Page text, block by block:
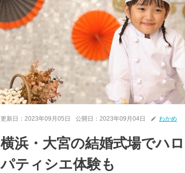
更新日： 2023年09月05日 公開日： 2023年09月04日 わかめ
横浜・大宮の結婚式場でハ
パティシエ体験も